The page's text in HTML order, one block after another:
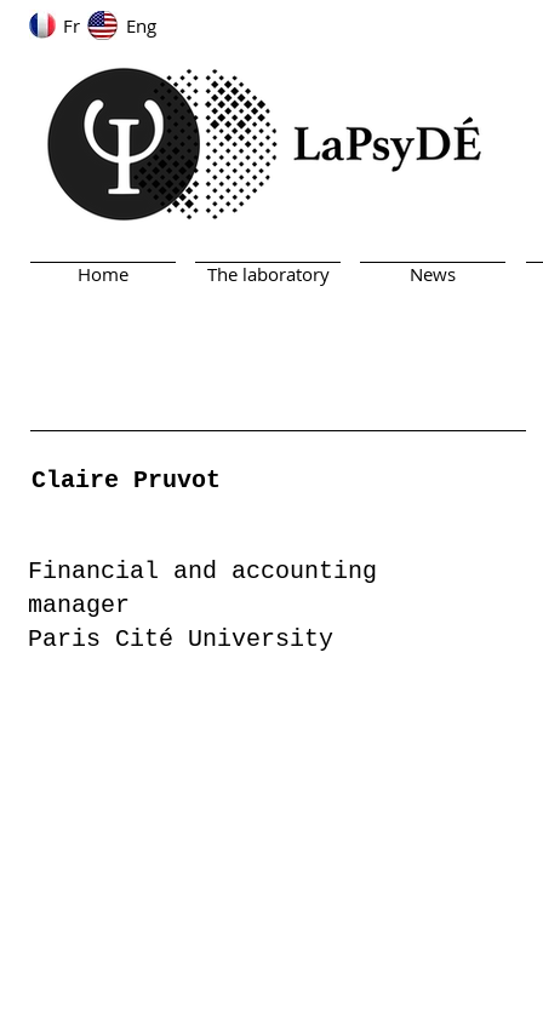
Fr Eng
Home The laboratory News
Claire Pruvot
Financial and accounting
manager
Paris Cité University